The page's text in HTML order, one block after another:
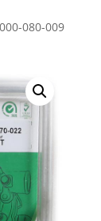
080-009